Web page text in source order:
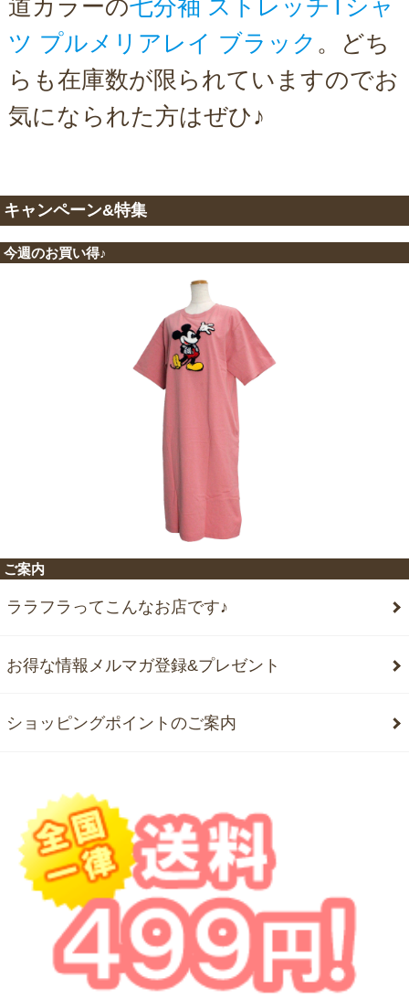
道カラーの七分袖 ストレッチTシャ
ツ プルメリアレイ ブラック 。どち
らも在庫数が限られていますのでお
気になられた方はぜひ♪
キャンペーン&特集
今週のお買い得♪
ご案内
ララフラってこんなお店です♪
お得な情報メルマガ登録&プレゼント
ショッピングポイントのご案内